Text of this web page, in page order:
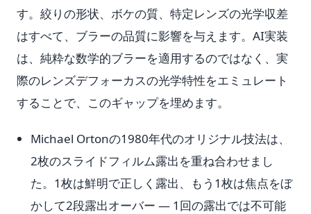
す。絞りの形状、ボケの質、特定レンズの光学収差
はすべて、ブラーの品質に影響を与えます。AI実装
は、純粋な数学的ブラーを適用するのではなく、実
際のレンズデフォーカスの光学特性をエミュレート
することで、このギャップを埋めます。
Michael Ortonの1980年代のオリジナル技法は、
2枚のスライドフィルム露出を重ね合わせまし
た。1枚は鮮明で正しく露出、もう1枚は焦点をぼ
かして2段露出オーバー — 1回の露出では不可能